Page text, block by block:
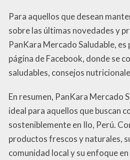
Para aquellos que desean
sobre las últimas novedades y
PanKara Mercado Saludable, es
página de Facebook, donde se
saludables, consejos
En resumen, PanKara Mercado
ideal para aquellos que buscan
sosteniblemente en Ilo, Perú.
productos frescos y naturales,
comunidad local y su enfoque